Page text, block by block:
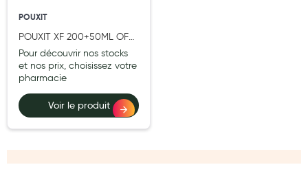
POUXIT
POUXIT XF 200+50ML OFF
LOT2
Pour découvrir nos stocks
et nos prix, choisissez votre
pharmacie
Voir le produit